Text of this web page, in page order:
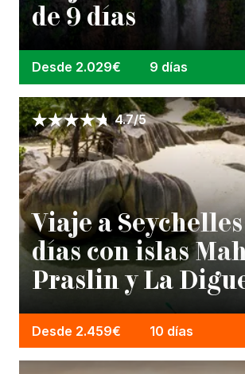
de 9 días
Desde 2.029€ 9 días
4.7/5
Viaje a
días con islas
Praslin y La
Desde 2.459€ 10 días